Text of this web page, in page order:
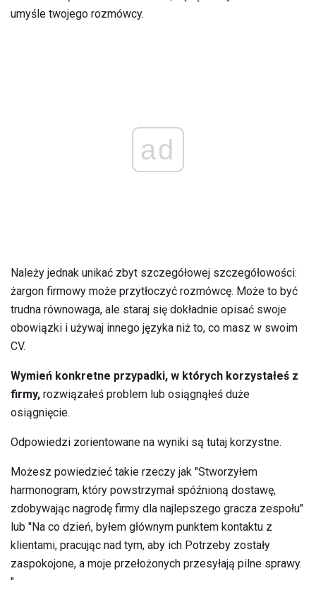
umyśle twojego rozmówcy.
ad
Należy jednak unikać zbyt szczegółowej szczegółowości:
żargon firmowy może przytłoczyć rozmówcę. Może to być
trudna równowaga, ale staraj się dokładnie opisać swoje
obowiązki i używaj innego języka niż to, co masz w swoim
CV.
Wymień konkretne przypadki, w których korzystałeś z
firmy, rozwiązałeś problem lub osiągnąłeś duże
osiągnięcie.
Odpowiedzi zorientowane na wyniki są tutaj korzystne.
Możesz powiedzieć takie rzeczy jak "Stworzyłem
harmonogram, który powstrzymał spóźnioną dostawę,
zdobywając nagrodę firmy dla najlepszego gracza zespołu"
lub "Na co dzień, byłem głównym punktem kontaktu z
klientami, pracując nad tym, aby ich Potrzeby zostały
zaspokojone, a moje przełożonych przesyłają pilne sprawy.
"